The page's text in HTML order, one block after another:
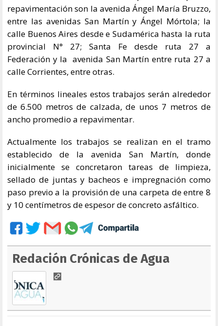
repavimentación son la avenida Ángel María Bruzzo,
entre las avenidas San Martín y Ángel Mórtola; la
calle Buenos Aires desde e Sudamérica hasta la ruta
provincial N° 27; Santa Fe desde ruta 27 a
Federación y la avenida San Martín entre ruta 27 a
calle Corrientes, entre otras.
En términos lineales estos trabajos serán alrededor
de 6.500 metros de calzada, de unos 7 metros de
ancho promedio a repavimentar.
Actualmente los trabajos se realizan en el tramo
establecido de la avenida San Martín, donde
inicialmente se concretaron tareas de limpieza,
sellado de juntas y bacheos e impregnación como
paso previo a la provisión de una carpeta de entre 8
y 10 centímetros de espesor de concreto asfáltico.
Redación Crónicas de Agua